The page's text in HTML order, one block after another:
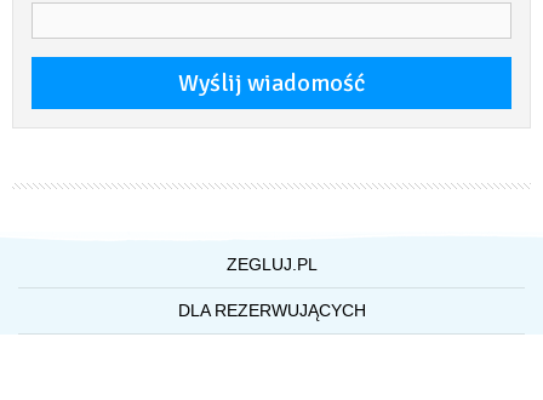
ZEGLUJ.PL
O NAS
DLA REZERWUJĄCYCH